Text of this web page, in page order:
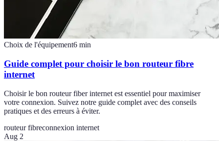
Choix de l'équipement6 min
Guide complet pour choisir le bon routeur fibre
internet
Choisir le bon routeur fiber internet est essentiel pour maximiser
votre connexion. Suivez notre guide complet avec des conseils
pratiques et des erreurs à éviter.
routeur fibreconnexion internet
Aug 2